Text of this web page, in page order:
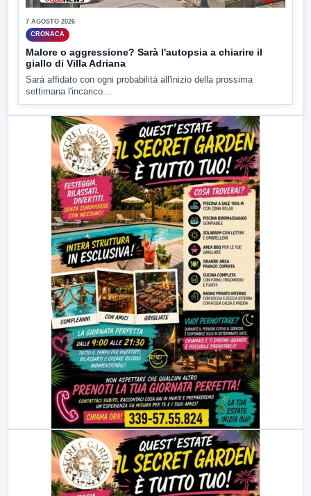
7 AGOSTO 2026
CRONACA
Malore o aggressione? Sarà l'autopsia a chiarire il
giallo di Villa Adriana
Sarà affidato con ogni probabilità all'inizio della prossima
settimana l'incarico...